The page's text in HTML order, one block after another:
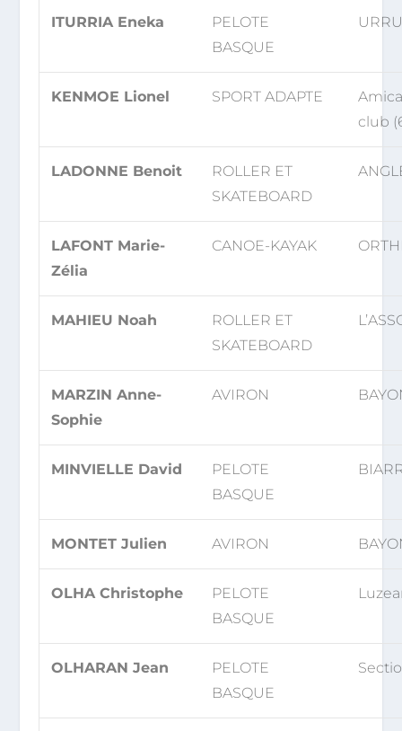
ITURRIA Eneka
PELOTE
BASQUE
KENMOE Lionel SPORT ADAPTE
club
LADONNE Benoit
ROLLER ET
SKATEBOARD
LAFONT Marie-
Zélia
CANOE-KAYAK
MAHIEU Noah
ROLLER ET
SKATEBOARD
MARZIN Anne-
Sophie
AVIRON
MINVIELLE David
PELOTE
BASQUE
MONTET Julien AVIRON
OLHA Christophe
PELOTE
BASQUE
OLHARAN Jean
PELOTE
BASQUE